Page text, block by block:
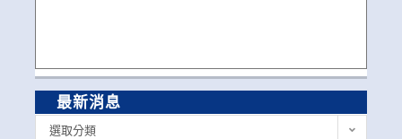
最新消息
選取分類